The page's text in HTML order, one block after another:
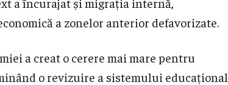
a zonelor anterior defavorizate.
a creat o cerere mai mare pentru
o revizuire a sistemului educațional